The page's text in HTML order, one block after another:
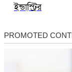
ইন্ডাস্ট্রির